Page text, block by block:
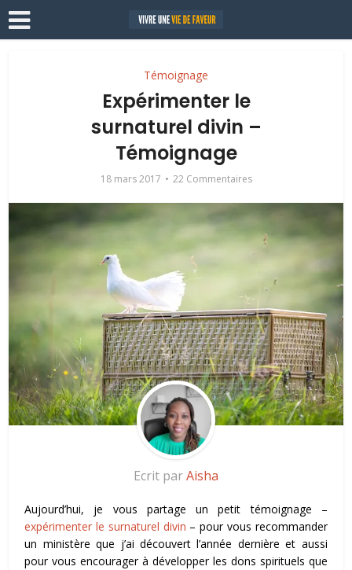
Témoignage
Expérimenter le
surnaturel divin –
Témoignage
18 mars 2017 22 Commentaires
Ecrit parAisha
Aujourd’hui, je vous partage un petit témoignage –
expérimenter le surnaturel divin – pour vous recommander
un ministère que j’ai découvert l’année dernière et aussi
pour vous encourager à développer les dons spirituels que